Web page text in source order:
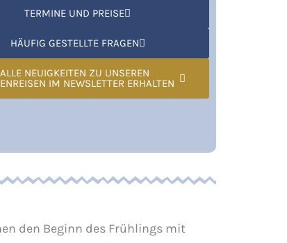
TERMINE UND PREISE
HÄUFIG GESTELLTE FRAGEN
ALLE NEUIGKEITEN ZU UNSEREN
IM NEWSLETTER ERHALTEN
den Beginn des Frühlings mit